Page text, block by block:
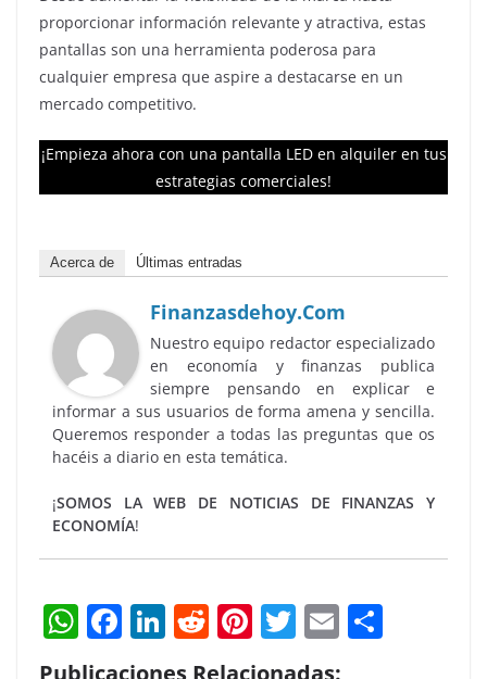
proporcionar información relevante y atractiva, estas
pantallas son una herramienta poderosa para
cualquier empresa que aspire a destacarse en un
mercado competitivo.
¡Empieza ahora con una pantalla LED en alquiler en tus
estrategias comerciales!
Acerca de Últimas entradas
Finanzasdehoy.com
Nuestro equipo redactor especializado
en economía y finanzas publica
siempre pensando en explicar e
informar a sus usuarios de forma amena y sencilla.
Queremos responder a todas las preguntas que os
hacéis a diario en esta temática.
¡SOMOS LA WEB DE NOTICIAS DE FINANZAS Y
ECONOMÍA!
W
h
F
a
Li R
e
Pi
nt
T
w
E
Publicaciones Relacionadas: